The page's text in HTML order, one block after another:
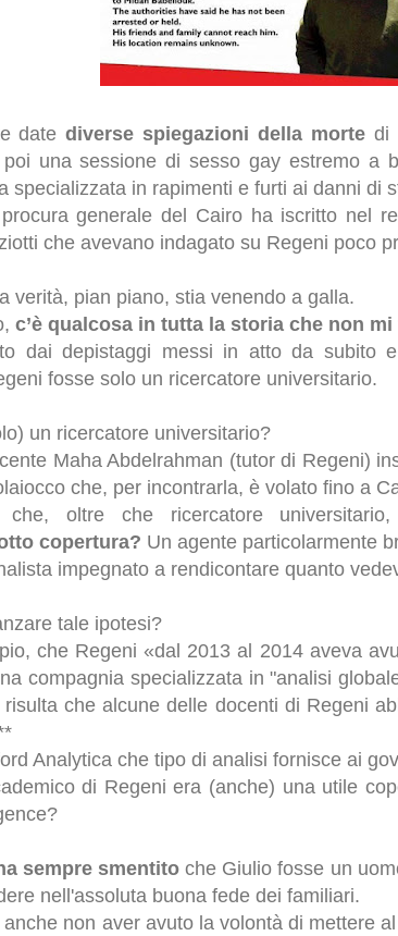
datediverse spiegazioni della mortedi
poi una sessione di sesso gay estremo a
specializzata in rapimenti e furti ai danni di
generale del Cairo ha iscritto nel
che avevano indagato su Regeni poco
verità, pian piano, stia venendo a galla.
c’è qualcosa in tutta la storia che non
dai depistaggi messi in atto da subito
fosse solo un ricercatore universitario.
un ricercatore universitario?
Maha Abdelrahman (tutor di Regeni)
che, per incontrarla, è volato fino a
oltre che ricercatore universitario,
copertura? Un agente particolarmente
impegnato a rendicontare quanto
tale ipotesi?
che Regeni «dal 2013 al 2014 aveva
compagnia specializzata in "analisi
che alcune delle docenti di Regeni
Analytica che tipo di analisi fornisce ai
di Regeni era (anche) una utile
sempre smentitoche Giulio fosse un
nell'assoluta buona fede dei familiari.
non aver avuto la volontà di mettere